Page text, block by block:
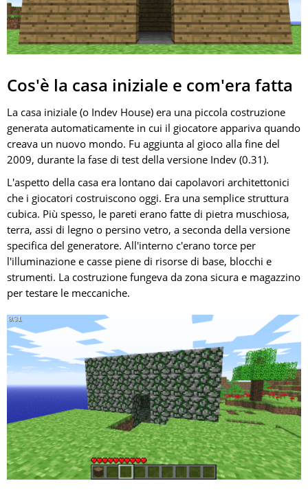
Cos'è la casa iniziale e com'era fatta
La casa iniziale (o Indev House) era una piccola costruzione
generata automaticamente in cui il giocatore appariva quando
creava un nuovo mondo. Fu aggiunta al gioco alla fine del
2009, durante la fase di test della versione Indev (0.31).
L'aspetto della casa era lontano dai capolavori architettonici
che i giocatori costruiscono oggi. Era una semplice struttura
cubica. Più spesso, le pareti erano fatte di pietra muschiosa,
terra, assi di legno o persino vetro, a seconda della versione
specifica del generatore. All'interno c'erano torce per
l'illuminazione e casse piene di risorse di base, blocchi e
strumenti. La costruzione fungeva da zona sicura e magazzino
per testare le meccaniche.